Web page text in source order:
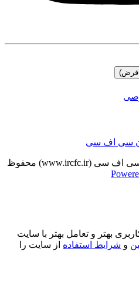
فرض)
سی اف سی
تمامی حقوق برای سایت ایران سی اف سی (www.ircfc.ir) محفوظ
بهتر و تعامل بهتر با سایت
و شرایط استفاده از سایت را